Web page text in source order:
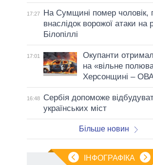
17:27
На Сумщині помер чоловік,
внаслідок ворожої атаки на
Білопіллі
17:01
Окупанти
на «вільне
Херсонщині –
16:48
Сербія допоможе
українських міст
Більше новин
ІНФОГРАФІКА